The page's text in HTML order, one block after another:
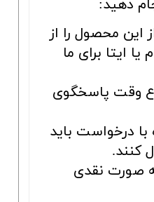
دهید:
این محصول را از
ایتا برای ما
وقت پاسخگوی
با درخواست باید
کنند.
صورت نقدی